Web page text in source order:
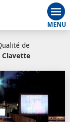
moteur de
de